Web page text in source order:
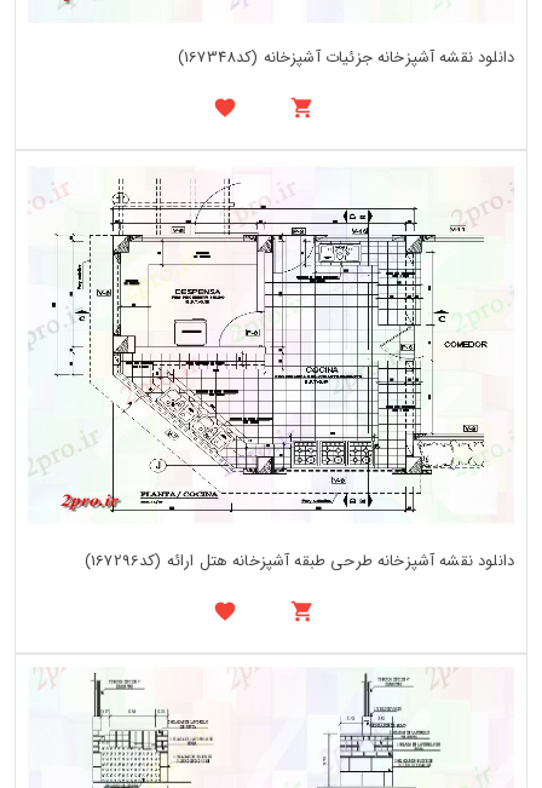
دانلود نقشه آشپزخانه جزئیات آشپزخانه (کد167348)
دانلود نقشه آشپزخانه طرحی طبقه آشپزخانه هتل ارائه (کد167296)